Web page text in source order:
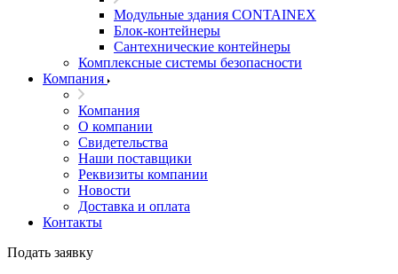
Модульные здания CONTAINEX
Блок-контейнеры
Сантехнические контейнеры
Комплексные системы безопасности
Компания
Компания
О компании
Свидетельства
Наши поставщики
Реквизиты компании
Новости
Доставка и оплата
Контакты
Подать заявку